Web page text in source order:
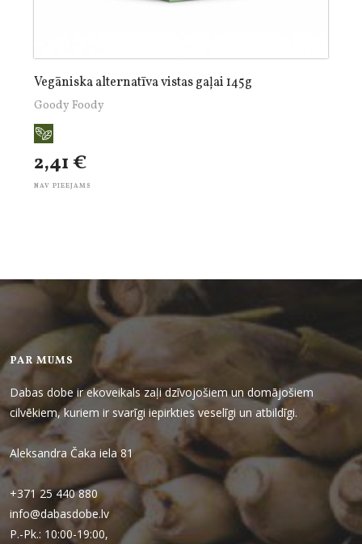
Vegāniska alternatīva vistas gaļai 145g
Goody Foody
2,41 €
NAV PIEEJAMS
PAR MUMS
Dabas dobe ir ekoveikals zaļi dzīvojošiem un domājošiem
cilvēkiem, kuriem ir svarīgi iepirkties veselīgi un atbildīgi.
Aleksandra Čaka iela 81
+371 25 440 880
info@dabasdobe.lv
P.-Pk.: 10:00-19:00,